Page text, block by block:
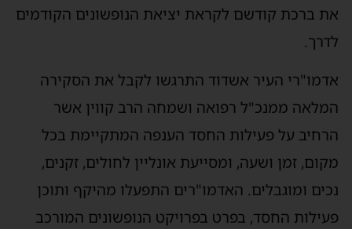
את ברכת קודשם לקראת יציאת הנופשונים הקודמים
לדרך.
אדמו"רי העיר אשדוד התרגשו לקבל את הסקירה
המלאה ממנכ"ל רפואה ושמחה הרב קווין אשר
הרחיב על פעילות החסד הענפה המתקיימת בכל
מקום, זמן ושעה, ומסייעת אונליין לחולים, זקנים,
נכים ומוגבלים. האדמו"רים התפעלו מהיקף ותוכן
פעילות החסד, בפרט בפרויקט הנופשונים המורכב